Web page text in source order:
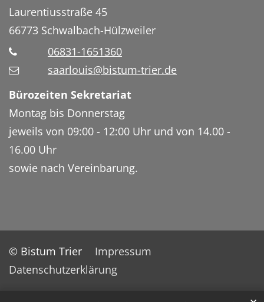
Laurentiusstraße 45
66773 Schwalbach-Hülzweiler
06831-1651360
saarlouis@bistum-trier.de
Bürozeiten Sekretariat
Montag bis Donnerstag
jeweils von 09:00 - 12:00 Uhr und von 14.00 -
16.00 Uhr
sowie nach Vereinbarung.
© Bistum Trier
Impressum
Datenschutzerklärung